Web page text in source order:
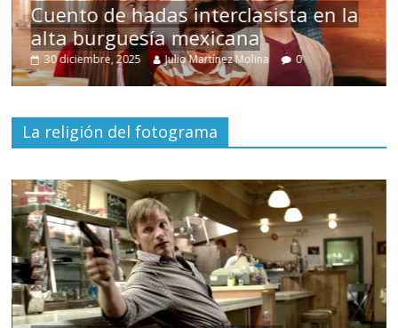
Cuento de hadas interclasista en la
alta burguesía mexicana
30 diciembre, 2025 Julio Martínez Molina 0
La religión del fotograma